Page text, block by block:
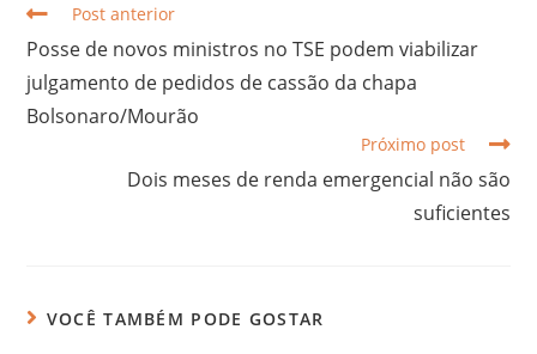
Post anterior
Posse de novos ministros no TSE podem viabilizar
julgamento de pedidos de cassão da chapa
Bolsonaro/Mourão
Próximo post
Dois meses de renda emergencial não são
suficientes
VOCÊ TAMBÉM PODE GOSTAR